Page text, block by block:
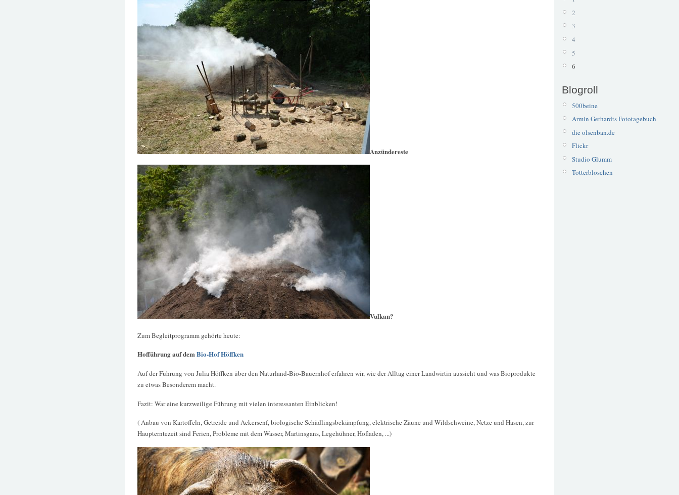
Anzündereste
Vulkan?
Zum Begleitprogramm gehörte heute:
Hofführung auf demBio-Hof Höffken
Auf der Führung von Julia Höffken über den Naturland-Bio-Bauernhof erfahren wir, wie der Alltag einer Landwirtin aussieht und was Bioprodukte
zu etwas Besonderem macht.
Fazit: War eine kurzweilige Führung mit vielen interessanten Einblicken!
( Anbau von Kartoffeln, Getreide und Ackersenf, biologische Schädlingsbekämpfung, elektrische Zäune und Wildschweine, Netze und Hasen, zur
Haupterntezeit sind Ferien, Probleme mit dem Wasser, Martinsgans, Legehühner, Hofladen, ...)
2
3
4
5
6
Blogroll
500beine
Armin Gerhardts Fototagebuch
die olsenban.de
Flickr
Studio Glumm
Totterbloschen